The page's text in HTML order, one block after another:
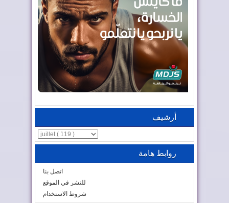
أرشيف
روابط هامة
اتصل بنا
للنشر في الموقع
شروط الاستخدام